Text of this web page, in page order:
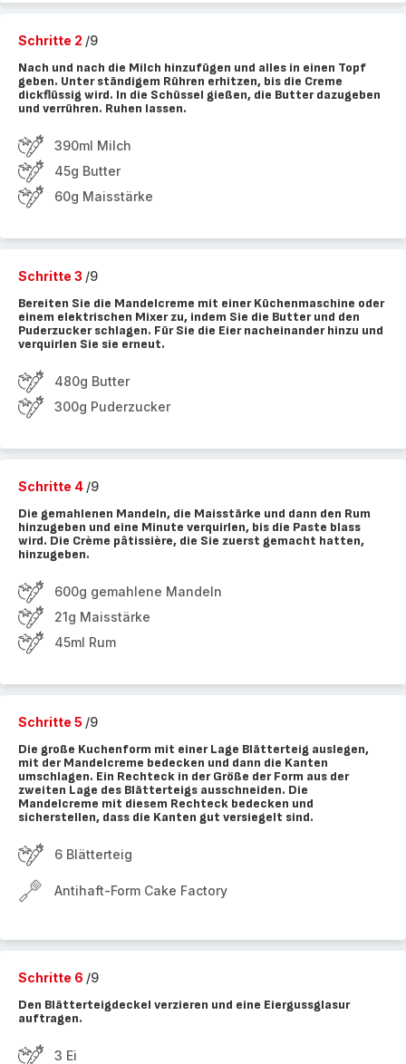
Schritte 2 /9
Nach und nach die Milch hinzufügen und alles in einen Topf
geben. Unter ständigem Rühren erhitzen, bis die Creme
dickflüssig wird. In die Schüssel gießen, die Butter dazugeben
und verrühren. Ruhen lassen.
390ml Milch
45g Butter
60g Maisstärke
Schritte 3 /9
Bereiten Sie die Mandelcreme mit einer Küchenmaschine oder
einem elektrischen Mixer zu, indem Sie die Butter und den
Puderzucker schlagen. Für Sie die Eier nacheinander hinzu und
verquirlen Sie sie erneut.
480g Butter
300g Puderzucker
Schritte 4 /9
Die gemahlenen Mandeln, die Maisstärke und dann den Rum
hinzugeben und eine Minute verquirlen, bis die Paste blass
wird. Die Crème pâtissière, die Sie zuerst gemacht hatten,
hinzugeben.
600g gemahlene Mandeln
21g Maisstärke
45ml Rum
Schritte 5 /9
Die große Kuchenform mit einer Lage Blätterteig auslegen,
mit der Mandelcreme bedecken und dann die Kanten
umschlagen. Ein Rechteck in der Größe der Form aus der
zweiten Lage des Blätterteigs ausschneiden. Die
Mandelcreme mit diesem Rechteck bedecken und
sicherstellen, dass die Kanten gut versiegelt sind.
6 Blätterteig
Antihaft-Form Cake Factory
Schritte 6 /9
Den Blätterteigdeckel verzieren und eine Eiergussglasur
auftragen.
3 Ei